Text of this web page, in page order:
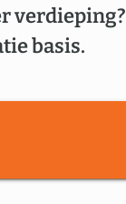
verdieping?
basis.